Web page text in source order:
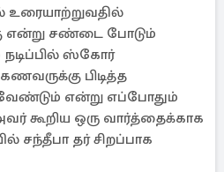
உரையாற்றுவதில்
என்று சண்டை போடும்
நடிப்பில் ஸ்கோர்
பிடித்த
என்று எப்போதும்
கூறிய ஒரு வார்த்தைக்காக
சந்தீபா தர் சிறப்பாக